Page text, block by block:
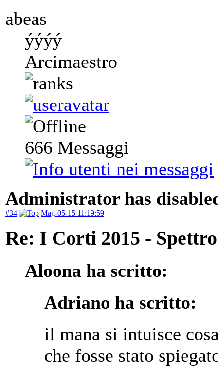
abeas
ýýýý
Arcimaestro
666 Messaggi
Administrator has
#34 Mag-05-15 11:19:59
Re: I Corti 2015 -
Aloona ha scritto:
Adriano ha scritto:
il mana si intuisce
che fosse stato